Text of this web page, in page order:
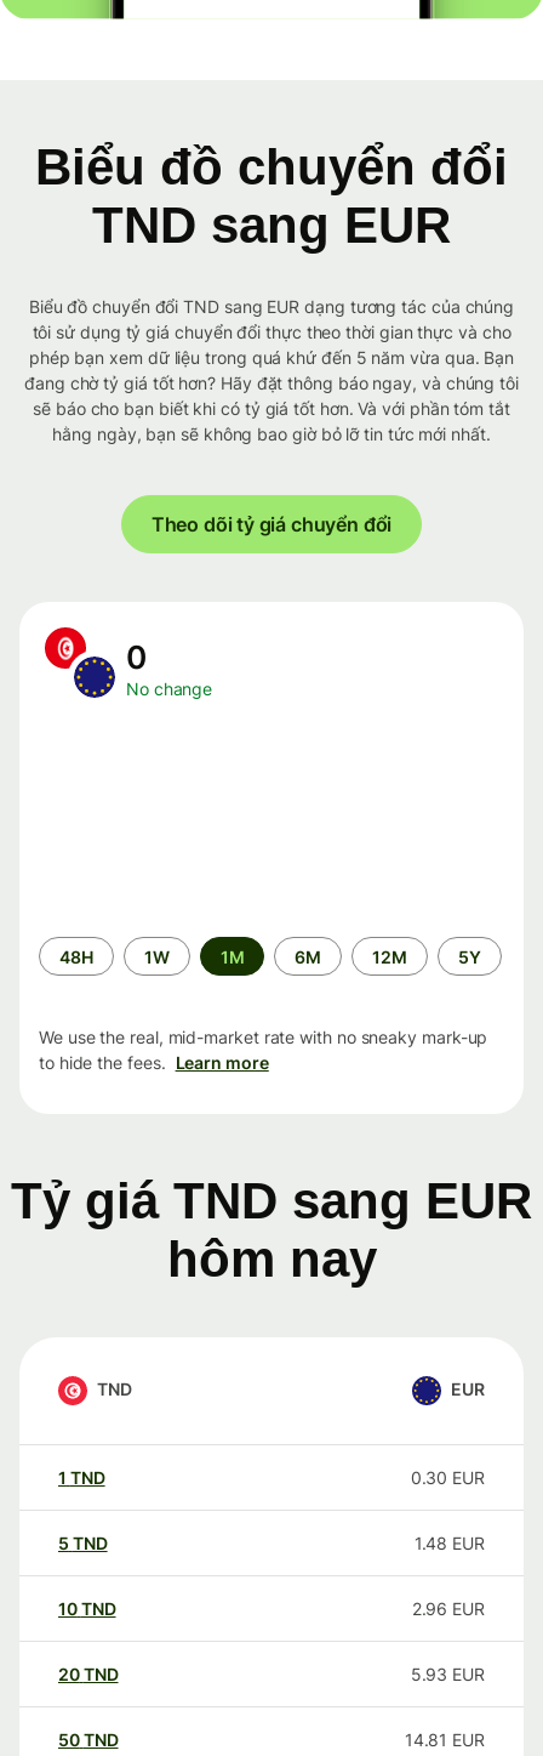
Biểu đồ chuyển đổi
TND sang EUR
Biểu đồ chuyển đổi TND sang EUR dạng tương tác của chúng
tôi sử dụng tỷ giá chuyển đổi thực theo thời gian thực và cho
phép bạn xem dữ liệu trong quá khứ đến 5 năm vừa qua. Bạn
đang chờ tỷ giá tốt hơn? Hãy đặt thông báo ngay, và chúng tôi
sẽ báo cho bạn biết khi có tỷ giá tốt hơn. Và với phần tóm tắt
hằng ngày, bạn sẽ không bao giờ bỏ lỡ tin tức mới nhất.
Theo dõi tỷ giá chuyển đổi
0
No change
Time
period
48H 1W 1M 6M 12M 5Y
We use the real, mid-market rate with no sneaky mark-up
to hide the fees. Learn more
Tỷ giá TND sang EUR
hôm nay
TND EUR
1 TND 0.30 EUR
5 TND 1.48 EUR
10TND 2.96 EUR
20TND 5.93 EUR
50TND 14.81 EUR